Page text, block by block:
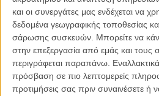
και οι συνεργάτες μας ενδέχεται να
δεδομένα γεωγραφικής τοποθεσίας
σάρωσης συσκευών. Μπορείτε να
στην επεξεργασία από εμάς και τους
περιγράφεται παραπάνω.
πρόσβαση σε πιο λεπτομερείς
προτιμήσεις σας πριν συναινέσετε ή
στην ιστορία του σινεμά.
Το project αναπτύσσεται από τη
Company, με τον ίδιο τον Τζον
εκτελεστικός παραγωγός. Πρόκειται
προσπάθεια αναβίωσης του franchise
αποτυχημένων σχεδίων και αλλαγών